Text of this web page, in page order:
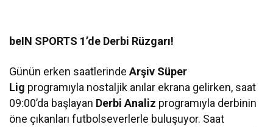
beIN SPORTS 1’de Derbi Rüzgarı!
Günün erken saatlerindeArşiv Süper
Lig programıyla nostaljik anılar ekrana gelirken, saat
09:00’da başlayan Derbi Analiz programıyla derbinin
öne çıkanları futbolseverlerle buluşuyor. Saat